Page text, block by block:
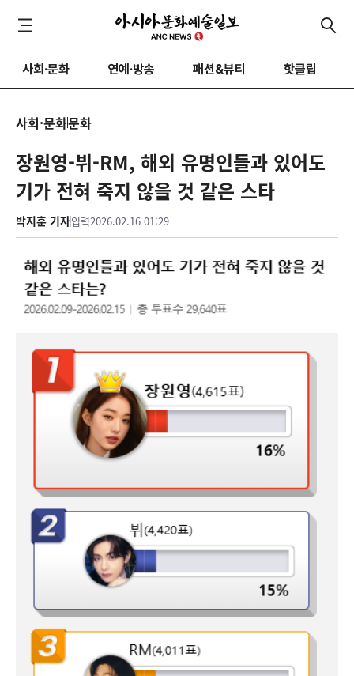
사회·문화 연예·방송 패션&뷰티 핫클립
사회·문화문화
장원영-뷔-RM, 해외 유명인들과 있어도
기가 전혀 죽지 않을 것 같은 스타
박지훈 기자입력2026.02.16 01:29